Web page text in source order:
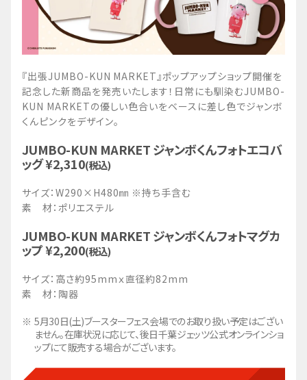
『出張JUMBO-KUN MARKET』ポップアップショップ開催を
記念した新商品を発売いたします！日常にも馴染むJUMBO-
KUN MARKETの優しい色合いをベースに差し色でジャンボ
くんピンクをデザイン。
JUMBO-KUN MARKET ジャンボくんフォトエコバ
ッグ ¥2,310(税込)
サイズ：W290×H480㎜ ※持ち手含む
素 材：ポリエステル
JUMBO-KUN MARKET ジャンボくんフォトマグカ
ップ ¥2,200(税込)
サイズ：高さ約95mmｘ直径約82mm
素 材：陶器
5月30日(土)ブースターフェス会場でのお取り扱い予定はござい
ません。在庫状況に応じて、後日千葉ジェッツ公式オンラインショ
ップにて販売する場合がございます。